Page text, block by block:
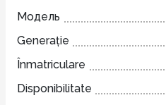
Модель
Generație
Înmatriculare
Disponibilitate